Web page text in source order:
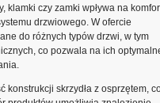
klamki czy zamki wpływa na
drzwiowego. W ofercie
do różnych typów drzwi, w tym
co pozwala na ich
skrzydła z osprzętem,